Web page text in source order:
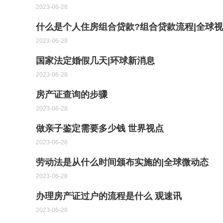
2023-06-28
什么是个人住房组合贷款?组合贷款流程|全球
2023-06-28
国家法定婚假几天|环球新消息
2023-06-28
房产证查询的步骤
2023-06-28
做亲子鉴定需要多少钱 世界视点
2023-06-28
劳动法是从什么时间颁布实施的|全球微动态
2023-06-28
办理房产证过户的流程是什么 观速讯
2023-06-28